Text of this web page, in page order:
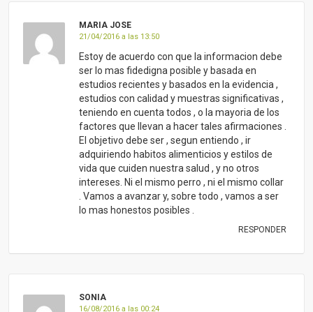
MARIA JOSE
21/04/2016 a las 13:50
Estoy de acuerdo con que la informacion debe
ser lo mas fidedigna posible y basada en
estudios recientes y basados en la evidencia ,
estudios con calidad y muestras significativas ,
teniendo en cuenta todos , o la mayoria de los
factores que llevan a hacer tales afirmaciones .
El objetivo debe ser , segun entiendo , ir
adquiriendo habitos alimenticios y estilos de
vida que cuiden nuestra salud , y no otros
intereses. Ni el mismo perro , ni el mismo collar
. Vamos a avanzar y, sobre todo , vamos a ser
lo mas honestos posibles .
RESPONDER
SONIA
16/08/2016 a las 00:24